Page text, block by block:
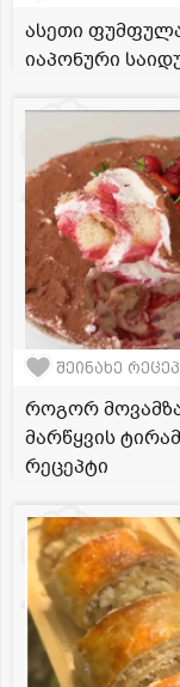
ასეთი
იაპონური
შეინახე
როგორ
მარწყვის
რეცეპტი